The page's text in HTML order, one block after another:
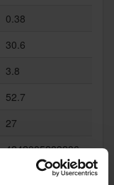
0.38
30.6
3.8
52.7
27
4242005283286